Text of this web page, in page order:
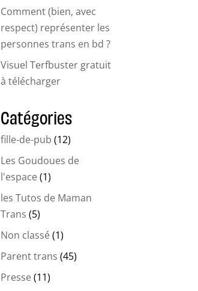
Comment (bien, avec
respect) représenter les
personnes trans en bd ?
Visuel Terfbuster gratuit
à télécharger
Catégories
fille-de-pub (12)
Les Goudoues de
l'espace(1)
les Tutos de Maman
Trans (5)
Non classé(1)
Parent trans (45)
Presse(11)